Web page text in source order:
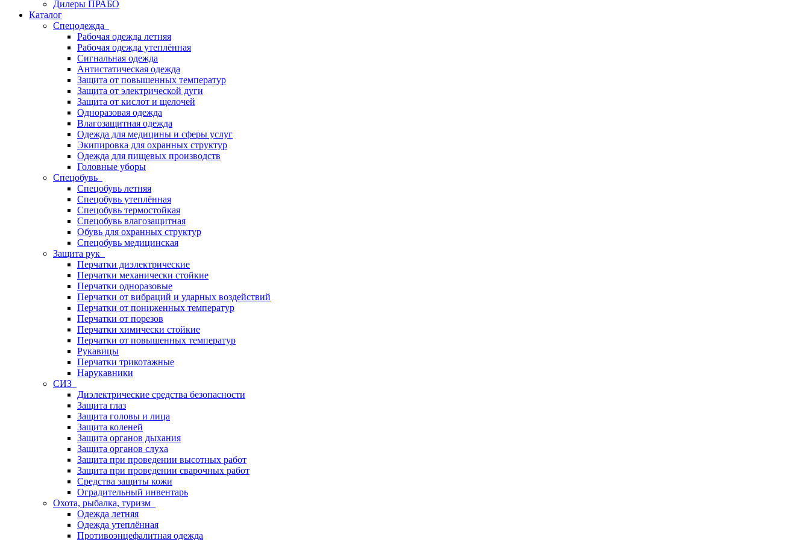
Дилеры ПРАБО
Каталог
Спецодежда
Рабочая одежда летняя
Рабочая одежда утеплённая
Сигнальная одежда
Антистатическая одежда
Защита от повышенных температур
Защита от электрической дуги
Защита от кислот и щелочей
Одноразовая одежда
Влагозащитная одежда
Одежда для медицины и сферы услуг
Экипировка для охранных структур
Одежда для пищевых производств
Головные уборы
Спецобувь
Спецобувь летняя
Спецобувь утеплённая
Спецобувь термостойкая
Спецобувь влагозащитная
Обувь для охранных структур
Спецобувь медицинская
Защита рук
Перчатки диэлектрические
Перчатки механически стойкие
Перчатки одноразовые
Перчатки от вибраций и ударных воздействий
Перчатки от пониженных температур
Перчатки от порезов
Перчатки химически стойкие
Перчатки от повышенных температур
Рукавицы
Перчатки трикотажные
Нарукавники
СИЗ
Диэлектрические средства безопасности
Защита глаз
Защита головы и лица
Защита коленей
Защита органов дыхания
Защита органов слуха
Защита при проведении высотных работ
Защита при проведении сварочных работ
Средства защиты кожи
Оградительный инвентарь
Охота, рыбалка, туризм
Одежда летняя
Одежда утеплённая
Противоэнцефалитная одежда